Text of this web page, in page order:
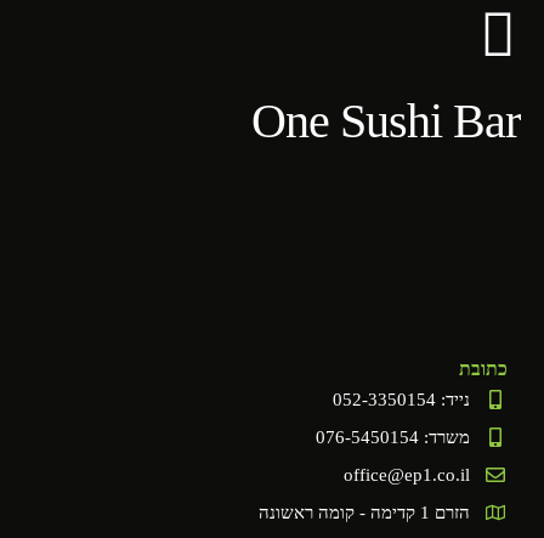
לתוכן
One Sushi Bar
כתובת
נייד: 052-3350154
משרד: 076-5450154
office@ep1.co.il
הזרם 1 קדימה - קומה ראשונה